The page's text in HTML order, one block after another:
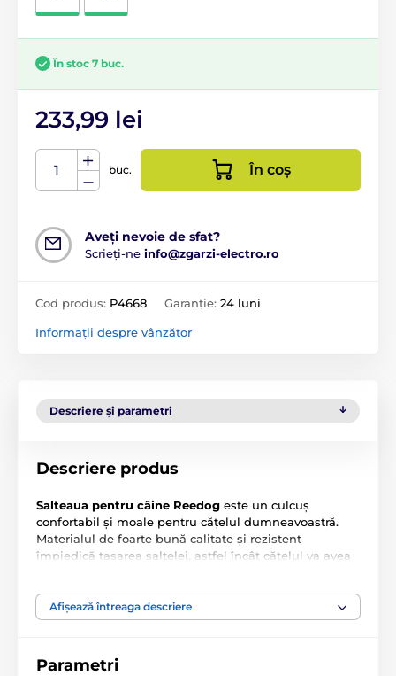
În stoc 7 buc.
233,99 lei
buc. În coș
Aveți nevoie de sfat?
Scrieți-ne info@zgarzi-electro.ro
Cod produs: P4668 Garanție: 24 luni
Informații despre vânzător
Descriere și parametri
Descriere produs
Salteaua pentru câine Reedog este un culcuș
confortabil și moale pentru cățelul dumneavoastră.
Materialul de foarte bună calitate și rezistent
împiedică tasarea saltelei, astfel încât cățelul va avea
timpul călătoriilor cu mașina.
Afișează întreaga descriere
Parametri